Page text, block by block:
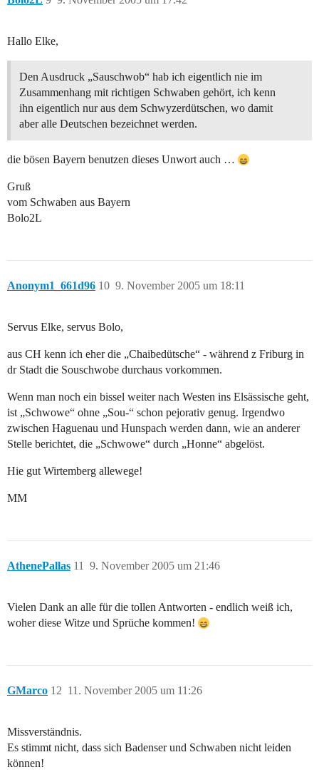
Hallo Elke,
Den Ausdruck „Sauschwob“ hab ich eigentlich nie im
Zusammenhang mit richtigen Schwaben gehört, ich kenn
ihn eigentlich nur aus dem Schwyzerdütschen, wo damit
aber alle Deutschen bezeichnet werden.
die bösen Bayern benutzen dieses Unwort auch …
Gruß
vom Schwaben aus Bayern
Bolo2L
Anonym1_661d96 9. November 2005 um 18:11
10
Servus Elke, servus Bolo,
aus CH kenn ich eher die „Chaibedütsche“ - während z Friburg in
dr Stadt die Souschwobe durchaus vorkommen.
Wenn man noch ein bissel weiter nach Westen ins Elsässische geht,
ist „Schwowe“ ohne „Sou-“ schon pejorativ genug. Irgendwo
zwischen Haguenau und Hunspach werden dann, wie an anderer
Stelle berichtet, die „Schwowe“ durch „Honne“ abgelöst.
Hie gut Wirtemberg allewege!
MM
AthenePallas 9. November 2005 um 21:46
11
Vielen Dank an alle für die tollen Antworten - endlich weiß ich,
woher diese Witze und Sprüche kommen!
GMarco 11. November 2005 um 11:26
12
Missverständnis.
Es stimmt nicht, dass sich Badenser und Schwaben nicht leiden
können!